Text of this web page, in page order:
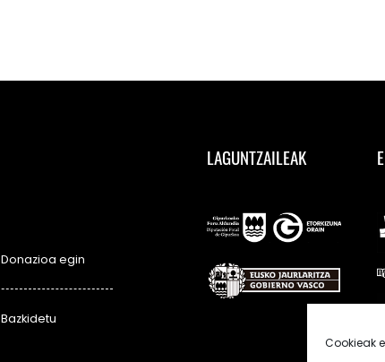
Cookieak
Donazioa egin
Bazkidetu
LAGUNTZAILEAK